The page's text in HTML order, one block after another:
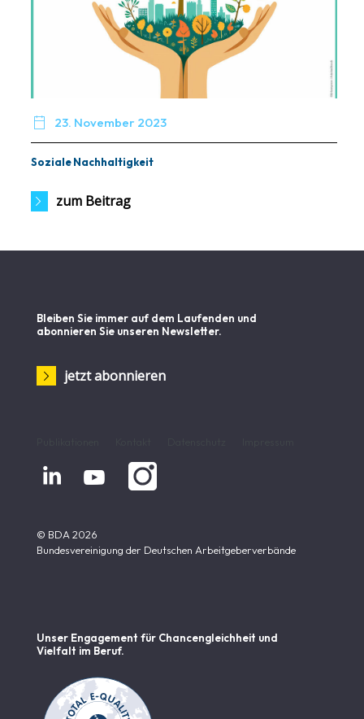
 23. November 2023
Soziale Nachhaltigkeit
zum Beitrag
Bleiben Sie immer auf dem Laufenden und
abonnieren Sie unseren Newsletter.
jetzt abonnieren
 
© BDA 2026
Bundesvereinigung der Deutschen Arbeitgeberverbände
Unser Engagement für Chancen­gleichheit und
Vielfalt im Beruf.